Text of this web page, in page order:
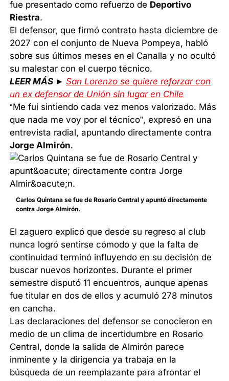
fue presentado como refuerzo de Deportivo
Riestra.
El defensor, que firmó contrato hasta diciembre de
2027 con el conjunto de Nueva Pompeya, habló
sobre sus últimos meses en el Canalla y no ocultó
su malestar con el cuerpo técnico.
LEER MÁS ►San Lorenzo se quiere reforzar con
un ex defensor de Unión sin lugar en Chile
“Me fui sintiendo cada vez menos valorizado. Más
que nada me voy por el técnico”, expresó en una
entrevista radial, apuntando directamente contra
Jorge Almirón.
Carlos Quintana se fue de Rosario Central y apuntó directamente
contra Jorge Almirón.
El zaguero explicó que desde su regreso al club
nunca logró sentirse cómodo y que la falta de
continuidad terminó influyendo en su decisión de
buscar nuevos horizontes. Durante el primer
semestre disputó 11 encuentros, aunque apenas
fue titular en dos de ellos y acumuló 278 minutos
en cancha.
Las declaraciones del defensor se conocieron en
medio de un clima de incertidumbre en Rosario
Central, donde la salida de Almirón parece
inminente y la dirigencia ya trabaja en la
búsqueda de un reemplazante para afrontar el